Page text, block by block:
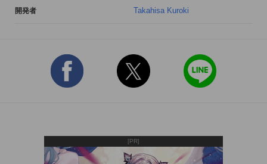
※iPad版はinstagramへの投稿に対応していません。
【GPSによる撮影場所表示機能について】
時間がかかることがあります。
開発者 Takahisa Kuroki
[PR]